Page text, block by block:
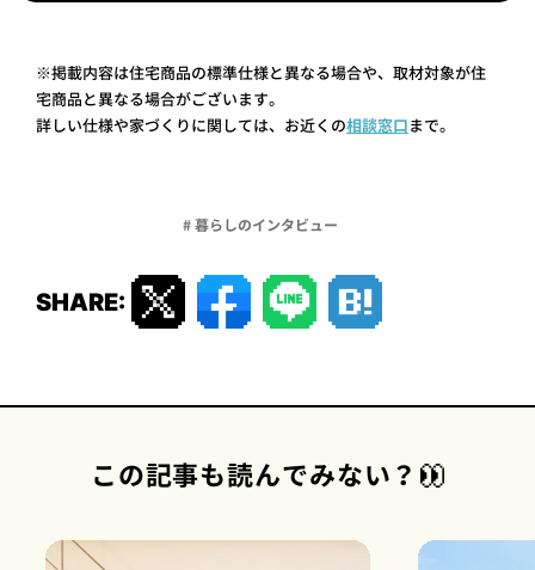
※掲載内容は住宅商品の標準仕様と異なる場合や、取材対象が住
宅商品と異なる場合がございます。
詳しい仕様や家づくりに関しては、お近くの相談窓口まで。
# 暮らしのインタビュー
SHARE:
この記事も読んでみない？